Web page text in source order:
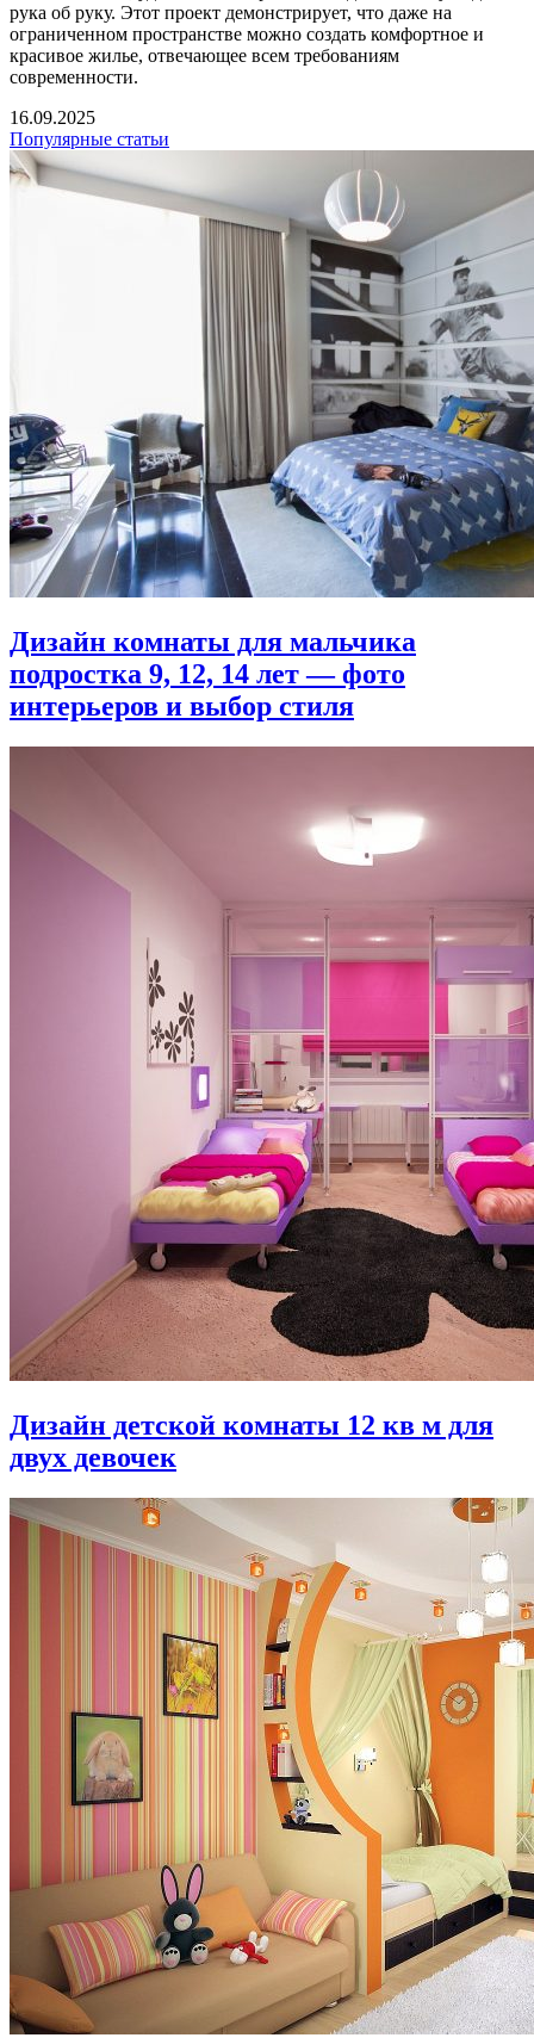
рука об руку. Этот проект демонстрирует, что даже на
ограниченном пространстве можно создать комфортное и
красивое жилье, отвечающее всем требованиям
современности.
16.09.2025
Популярные статьи
Дизайн комнаты для мальчика
подростка 9, 12, 14 лет — фото
интерьеров и выбор стиля
Дизайн детской комнаты 12 кв м для
двух девочек